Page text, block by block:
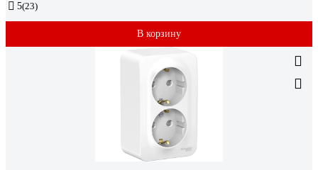
5(23)
В корзину